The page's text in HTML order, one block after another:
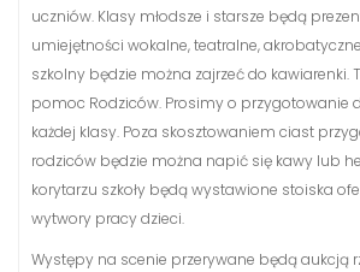
uczniów. Klasy młodsze i starsze będą
umiejętności wokalne, teatralne,
szkolny będzie można zajrzeć do kawiarenki.
pomoc Rodziców. Prosimy o przygotowanie
każdej klasy. Poza skosztowaniem ciast
rodziców będzie można napić się kawy lub
korytarzu szkoły będą wystawione stoiska
wytwory pracy dzieci.
Występy na scenie przerywane będą aukcją